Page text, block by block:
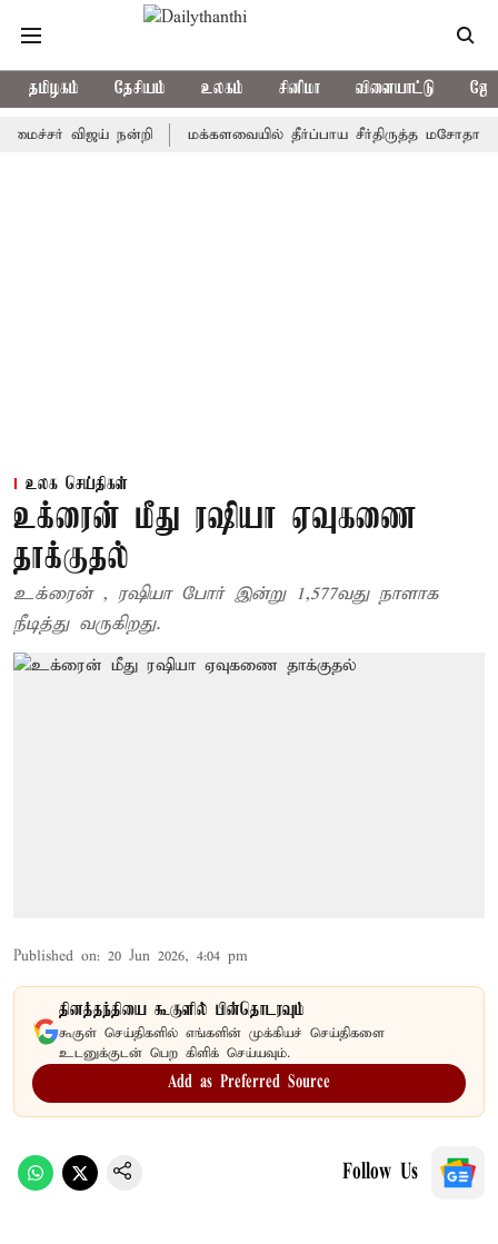
தமிழகம் தேசியம் உலகம் சினிமா விளையாட்டு
விஜய் நன்றி மக்களவையில் தீர்ப்பாய சீர்திருத்த மசோதா அறிமுகம்
உலக செய்திகள்
உக்ரைன் மீது ரஷியா ஏவுகணை
தாக்குதல்
உக்ரைன் , ரஷியா போர் இன்று 1,577வது நாளாக
நீடித்து வருகிறது.
Published on: 20 Jun 2026, 4:04 pm
தினத்தந்தியை கூகுளில் பின்தொடரவும்
கூகுள் செய்திகளில் எங்களின் முக்கியச் செய்திகளை
உடனுக்குடன் பெற கிளிக் செய்யவும்.
Add as Preferred Source
Follow Us